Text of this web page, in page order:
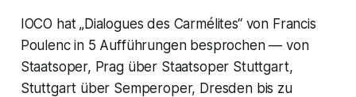
IOCO hat „Dialogues des Carmélites“ von Francis
Poulenc in 5 Aufführungen besprochen — von
Staatsoper, Prag über Staatsoper Stuttgart,
Stuttgart über Semperoper, Dresden bis zu